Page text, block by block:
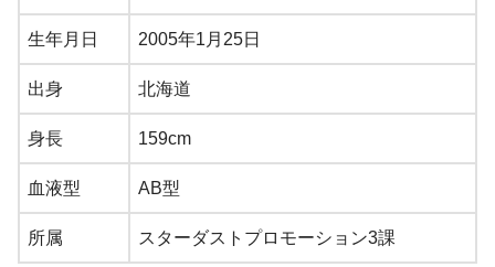
生年月日 2005年1月25日
出身 北海道
身長 159cm
血液型 AB型
所属 スターダストプロモーション3課